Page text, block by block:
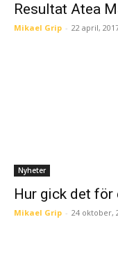
Resultat Atea
Mikael Grip - 22 april,
Nyheter
Hur gick det för
Mikael Grip - 24 oktober,